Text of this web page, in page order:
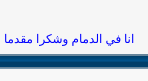
انا في الدمام وشكرا مقدما